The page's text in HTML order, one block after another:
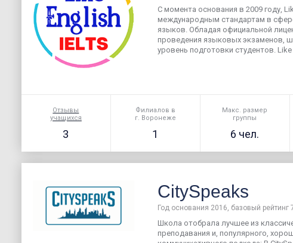
С момента основания в 2009 году,
международным стандартам в
языков. Обладая официальной
проведения языковых экзаменов,
уровень подготовки студентов. Like
Отзывы
учащихся
3
Филиалов в
г. Воронеже
1
Макс. размер
группы
6 чел.
CitySpeaks
Год основания 2016, базовый рейтинг
Школа отобрала лучшее из
преподавания и, популярного,